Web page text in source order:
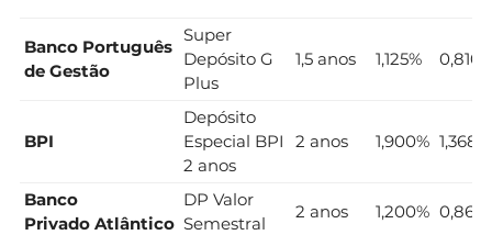
Banco Português
de Gestão
Super
Depósito G
Plus
1,5 anos 1,125%
BPI
Depósito
Especial BPI
2 anos
2 anos 1,900% 1,368%
Banco
Privado Atlântico
DP Valor
Semestral
2 anos 1,200%